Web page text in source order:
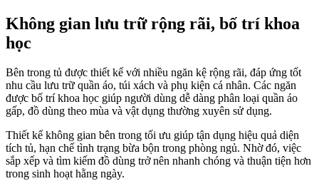
Không gian lưu trữ rộng rãi, bố trí khoa
học
Bên trong tủ được thiết kế với nhiều ngăn kệ rộng rãi, đáp ứng tốt
nhu cầu lưu trữ quần áo, túi xách và phụ kiện cá nhân. Các ngăn
được bố trí khoa học giúp người dùng dễ dàng phân loại quần áo
gấp, đồ dùng theo mùa và vật dụng thường xuyên sử dụng.
Thiết kế không gian bên trong tối ưu giúp tận dụng hiệu quả diện
tích tủ, hạn chế tình trạng bừa bộn trong phòng ngủ. Nhờ đó, việc
sắp xếp và tìm kiếm đồ dùng trở nên nhanh chóng và thuận tiện hơn
trong sinh hoạt hằng ngày.